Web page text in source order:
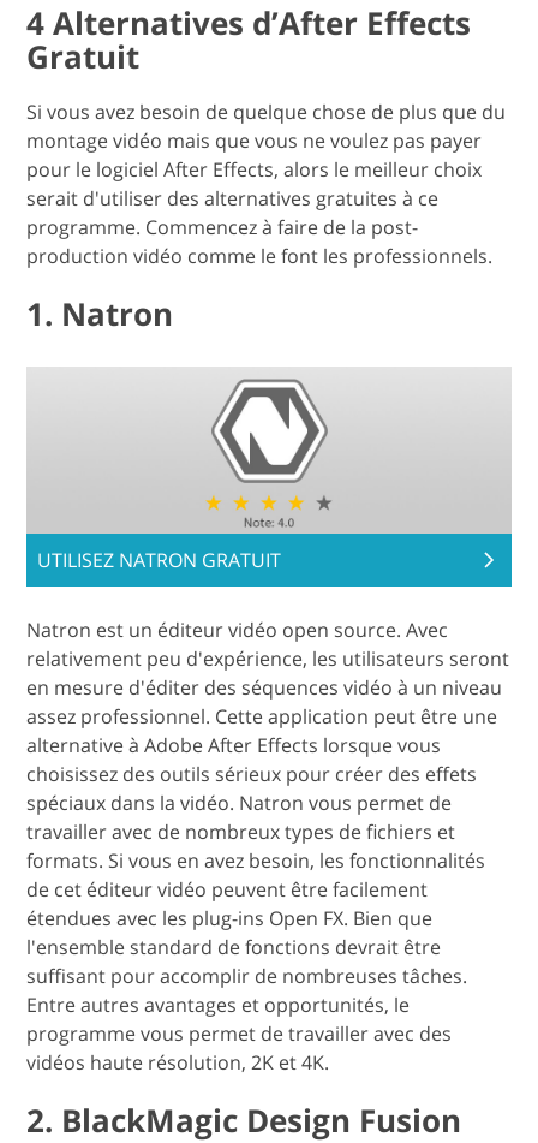
4 Alternatives d’After Effects
Gratuit
Si vous avez besoin de quelque chose de plus que du
montage vidéo mais que vous ne voulez pas payer
pour le logiciel After Effects, alors le meilleur choix
serait d'utiliser des alternatives gratuites à ce
programme. Commencez à faire de la post-
production vidéo comme le font les professionnels.
1. Natron
UTILISEZ NATRON GRATUIT
Natron est un éditeur vidéo open source. Avec
relativement peu d'expérience, les utilisateurs seront
en mesure d'éditer des séquences vidéo à un niveau
assez professionnel. Cette application peut être une
alternative à Adobe After Effects lorsque vous
choisissez des outils sérieux pour créer des effets
spéciaux dans la vidéo. Natron vous permet de
travailler avec de nombreux types de fichiers et
formats. Si vous en avez besoin, les fonctionnalités
de cet éditeur vidéo peuvent être facilement
étendues avec les plug-ins Open FX. Bien que
l'ensemble standard de fonctions devrait être
suffisant pour accomplir de nombreuses tâches.
Entre autres avantages et opportunités, le
programme vous permet de travailler avec des
vidéos haute résolution, 2K et 4K.
2. BlackMagic Design Fusion